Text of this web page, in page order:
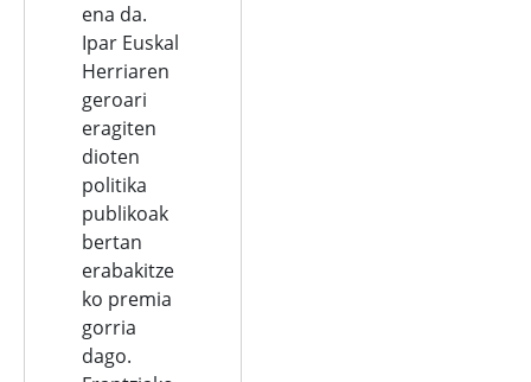
ena da.
Ipar Euskal
Herriaren
geroari
eragiten
dioten
politika
publikoak
bertan
erabakitze
ko premia
gorria
dago.